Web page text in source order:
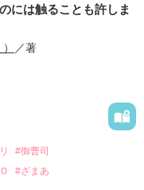
更新中
には触ることも許しま
／著
#御曹司
#ざまあ